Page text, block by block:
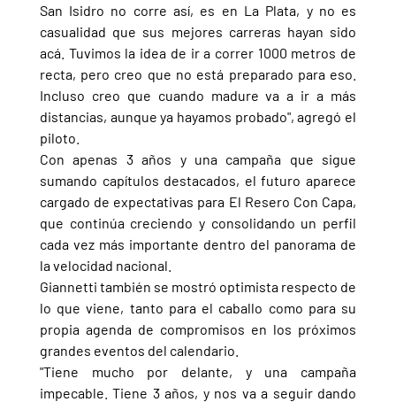
San Isidro no corre así, es en La Plata, y no es
casualidad que sus mejores carreras hayan sido
acá. Tuvimos la idea de ir a correr 1000 metros de
recta, pero creo que no está preparado para eso.
Incluso creo que cuando madure va a ir a más
distancias, aunque ya hayamos probado", agregó el
piloto.
Con apenas 3 años y una campaña que sigue
sumando capítulos destacados, el futuro aparece
cargado de expectativas para El Resero Con Capa,
que continúa creciendo y consolidando un perfil
cada vez más importante dentro del panorama de
la velocidad nacional.
Giannetti también se mostró optimista respecto de
lo que viene, tanto para el caballo como para su
propia agenda de compromisos en los próximos
grandes eventos del calendario.
"Tiene mucho por delante, y una campaña
impecable. Tiene 3 años, y nos va a seguir dando